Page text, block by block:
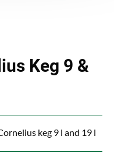
Keg 9 &
keg 9 l and 19 l